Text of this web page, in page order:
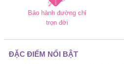
Bảo hành đường chỉ
trọn đời
ĐẶC ĐIỂM NỔI BẬT